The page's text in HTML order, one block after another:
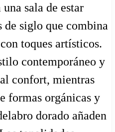
sala de estar
de siglo que combina
toques artísticos.
contemporáneo y
confort, mientras
formas orgánicas y
dorado añaden